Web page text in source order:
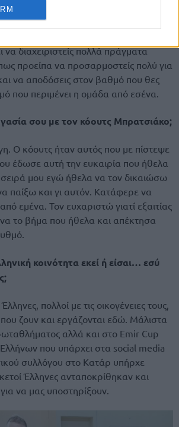
από αυτό που περίμενα,
καλοί ντόπιοι και οι ξένοι που
να διαχειριστείς πολλά πράγματα
προείπα να προσαρμοστείς πολύ για
να αποδόσεις στον βαθμό που θες
που περιμένει η ομάδα από εσένα.
σου με τον κόουτς Μπρατσιάκο;
Ο κόουτς ήταν αυτός που με πίστεψε
έδωσε αυτή την ευκαιρία που ήθελα
μου εγώ ήθελα να τον δικαιώσω
παίξω και γι αυτόν. Κατάφερε να
εμένα. Τον ευχαριστώ γιατί εξαιτίας
το βήμα που ήθελα και απέκτησα
κοινότητα εκεί ή είσαι… εσύ
πολλοί με τις οικογένειες τους,
που ζουν και εργάζονται εδώ. Μάλιστα
αλλά και στο Emir Cup
που υπάρχει στα social media
συλλόγου στο Κατάρ υπήρχε
Έλληνες ανταποκρίθηκαν και
να μας υποστηρίξουν.